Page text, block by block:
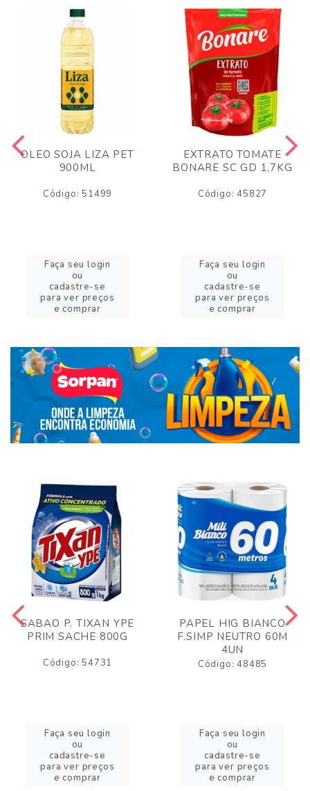
OLEO SOJA LIZA PET
900ML
Código: 51499
Faça seu login
ou
cadastre-se
para ver preços
e comprar
EXTRATO TOMATE
BONARE SC GD 1,7KG
Código: 45827
Faça seu login
ou
cadastre-se
para ver preços
e comprar
SABAO P. TIXAN YPE
PRIM SACHE 800G
Código: 54731
Faça seu login
ou
cadastre-se
para ver preços
e comprar
PAPEL HIG BIANCO
F.SIMP NEUTRO 60M
4UN
Código: 48485
Faça seu login
ou
cadastre-se
para ver preços
e comprar